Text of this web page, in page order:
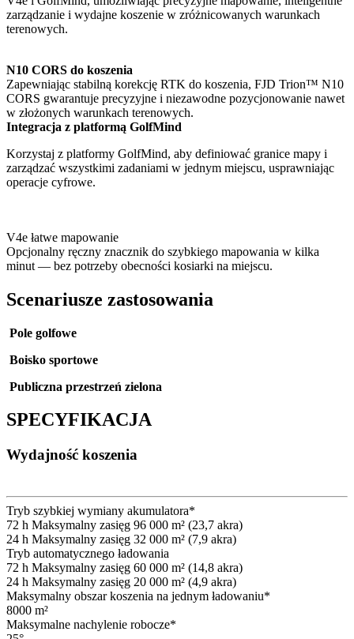
zarządzanie i wydajne koszenie w zróżnicowanych warunkach
terenowych.
N10 CORS do koszenia
Zapewniając stabilną korekcję RTK do koszenia, FJD Trion™ N10
CORS gwarantuje precyzyjne i niezawodne pozycjonowanie nawet
w złożonych warunkach terenowych.
Integracja z platformą GolfMind
Korzystaj z platformy GolfMind, aby definiować granice mapy i
zarządzać wszystkimi zadaniami w jednym miejscu, usprawniając
operacje cyfrowe.
V4e łatwe mapowanie
Opcjonalny ręczny znacznik do szybkiego mapowania w kilka
minut — bez potrzeby obecności kosiarki na miejscu.
Scenariusze zastosowania
Pole golfowe
Boisko sportowe
Publiczna przestrzeń zielona
SPECYFIKACJA
Wydajność koszenia
Tryb szybkiej wymiany akumulatora*
72 h Maksymalny zasięg 96 000 m² (23,7 akra)
24 h Maksymalny zasięg 32 000 m² (7,9 akra)
Tryb automatycznego ładowania
72 h Maksymalny zasięg 60 000 m² (14,8 akra)
24 h Maksymalny zasięg 20 000 m² (4,9 akra)
Maksymalny obszar koszenia na jednym ładowaniu*
8000 m²
Maksymalne nachylenie robocze*